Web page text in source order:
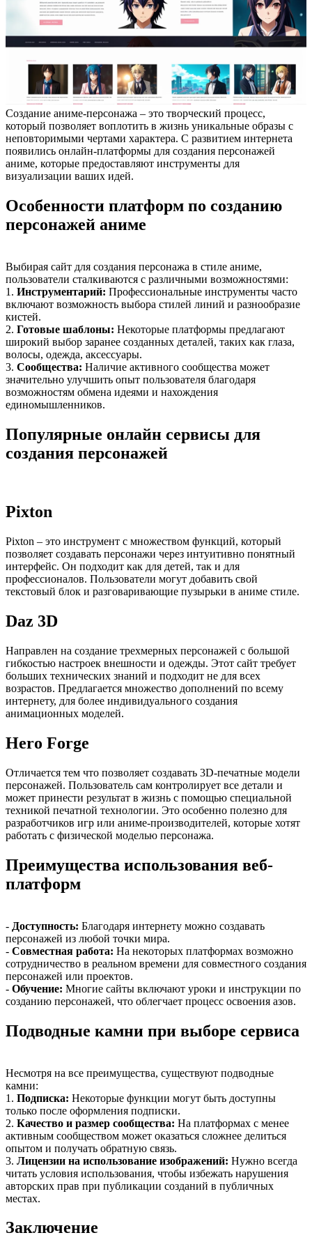
Создание аниме-персонажа – это творческий процесс,
который позволяет воплотить в жизнь уникальные образы с
неповторимыми чертами характера. С развитием интернета
появились онлайн-платформы для создания персонажей
аниме, которые предоставляют инструменты для
визуализации ваших идей.
Особенности платформ по созданию
персонажей аниме
Выбирая сайт для создания персонажа в стиле аниме,
пользователи сталкиваются с различными возможностями:
1. Инструментарий: Профессиональные инструменты часто
включают возможность выбора стилей линий и разнообразие
кистей.
2. Готовые шаблоны: Некоторые платформы предлагают
широкий выбор заранее созданных деталей, таких как глаза,
волосы, одежда, аксессуары.
3. Сообщества: Наличие активного сообщества может
значительно улучшить опыт пользователя благодаря
возможностям обмена идеями и нахождения
единомышленников.
Популярные онлайн сервисы для
создания персонажей
Pixton
Pixton – это инструмент с множеством функций, который
позволяет создавать персонажи через интуитивно понятный
интерфейс. Он подходит как для детей, так и для
профессионалов. Пользователи могут добавить свой
текстовый блок и разговаривающие пузырьки в аниме стиле.
Daz 3D
Направлен на создание трехмерных персонажей с большой
гибкостью настроек внешности и одежды. Этот сайт требует
больших технических знаний и подходит не для всех
возрастов. Предлагается множество дополнений по всему
интернету, для более индивидуального создания
анимационных моделей.
Hero Forge
Отличается тем что позволяет создавать 3D-печатные модели
персонажей. Пользователь сам контролирует все детали и
может принести результат в жизнь с помощью специальной
техникой печатной технологии. Это особенно полезно для
разработчиков игр или аниме-производителей, которые хотят
работать с физической моделью персонажа.
Преимущества использования веб-
платформ
- Доступность: Благодаря интернету можно создавать
персонажей из любой точки мира.
- Совместная работа: На некоторых платформах возможно
сотрудничество в реальном времени для совместного создания
персонажей или проектов.
- Обучение: Многие сайты включают уроки и инструкции по
созданию персонажей, что облегчает процесс освоения азов.
Подводные камни при выборе сервиса
Несмотря на все преимущества, существуют подводные
камни:
1. Подписка: Некоторые функции могут быть доступны
только после оформления подписки.
2. Качество и размер сообщества: На платформах с менее
активным сообществом может оказаться сложнее делиться
опытом и получать обратную связь.
3. Лицензии на использование изображений: Нужно всегда
читать условия использования, чтобы избежать нарушения
авторских прав при публикации созданий в публичных
местах.
Заключение